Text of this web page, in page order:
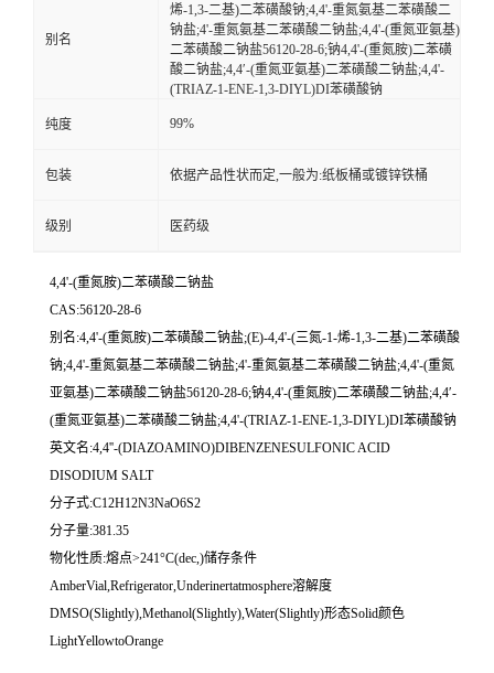
别名
烯-1,3-二基)二苯磺酸钠;4,4'-重氮氨基二苯磺酸二
钠盐;4'-重氮氨基二苯磺酸二钠盐;4,4'-(重氮亚氨基)
二苯磺酸二钠盐56120-28-6;钠4,4'-(重氮胺)二苯磺
酸二钠盐;4,4′-(重氮亚氨基)二苯磺酸二钠盐;4,4'-
(TRIAZ-1-ENE-1,3-DIYL)DI苯磺酸钠
纯度 99%
包装 依据产品性状而定,一般为:纸板桶或镀锌铁桶
级别 医药级
4,4'-(重氮胺)二苯磺酸二钠盐
CAS:56120-28-6
别名:4,4'-(重氮胺)二苯磺酸二钠盐;(E)-4,4'-(三氮-1-烯-1,3-二基)二苯磺酸
钠;4,4'-重氮氨基二苯磺酸二钠盐;4'-重氮氨基二苯磺酸二钠盐;4,4'-(重氮
亚氨基)二苯磺酸二钠盐56120-28-6;钠4,4'-(重氮胺)二苯磺酸二钠盐;4,4′-
(重氮亚氨基)二苯磺酸二钠盐;4,4'-(TRIAZ-1-ENE-1,3-DIYL)DI苯磺酸钠
英文名:4,4''-(DIAZOAMINO)DIBENZENESULFONIC ACID
DISODIUM SALT
分子式:C12H12N3NaO6S2
分子量:381.35
物化性质:熔点>241°C(dec,)储存条件
AmberVial,Refrigerator,Underinertatmosphere溶解度
DMSO(Slightly),Methanol(Slightly),Water(Slightly)形态Solid颜色
LightYellowtoOrange